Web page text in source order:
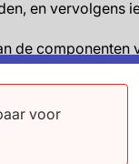
voor
en vervolgens
de componenten
niet-fataal